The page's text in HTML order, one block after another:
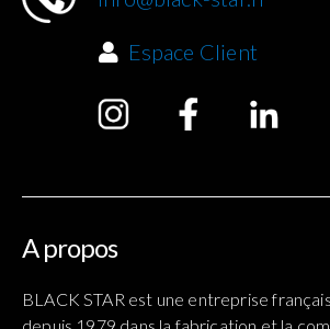
Espace Client
A propos
BLACK STAR est une entreprise